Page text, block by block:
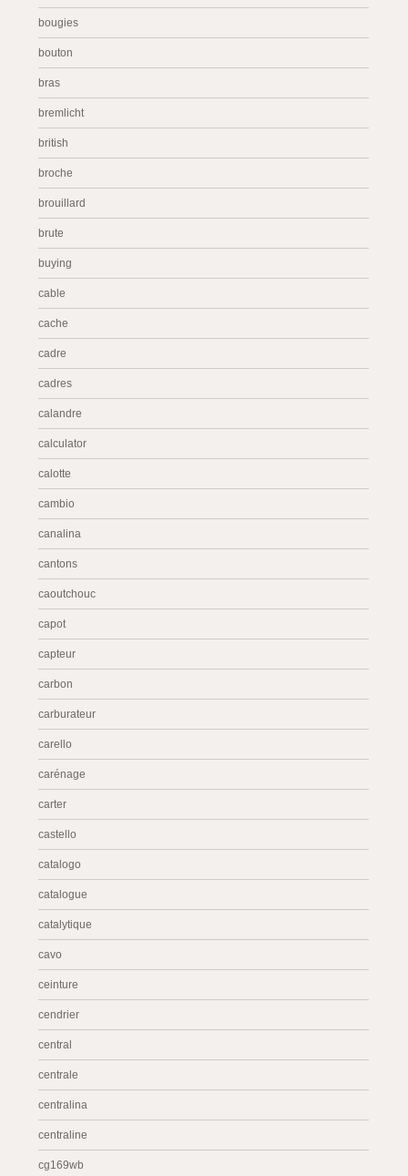
bougies
bouton
bras
bremlicht
british
broche
brouillard
brute
buying
cable
cache
cadre
cadres
calandre
calculator
calotte
cambio
canalina
cantons
caoutchouc
capot
capteur
carbon
carburateur
carello
carénage
carter
castello
catalogo
catalogue
catalytique
cavo
ceinture
cendrier
central
centrale
centralina
centraline
cg169wb